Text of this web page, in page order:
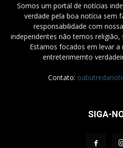
Somos um portal de notícias
verdade pela boa notícia sem
responsabilidade com
independentes não temos
Estamos focados em levar
entreterimemto
Contato:
SIGA-